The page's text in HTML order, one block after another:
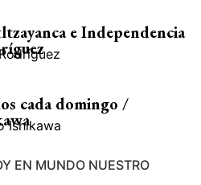
e Independencia
cada domingo /
Ishikawa
EN MUNDO NUESTRO